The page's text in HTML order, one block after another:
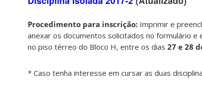
Procedimento para inscrição: Imprimir e
anexar os documentos solicitados no formulário e
no piso térreo do Bloco H, entre os dias 27 e 28
* Caso tenha interesse em cursar as duas